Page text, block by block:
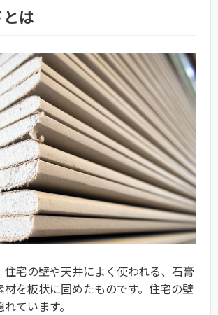
は
宅の壁や天井によく使われる、石膏
材を板状に固めたものです。住宅の壁
ています。